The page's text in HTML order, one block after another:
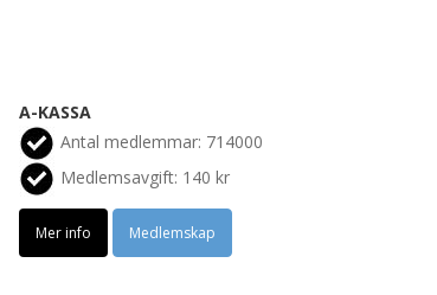
A-KASSA
Antal medlemmar: 714000
Medlemsavgift: 140 kr
Mer info Medlemskap